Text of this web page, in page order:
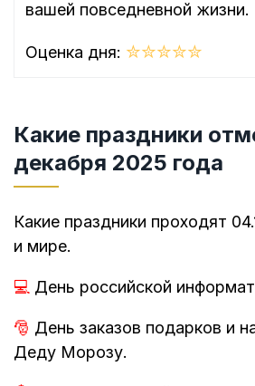
вашей повседневной жизни.
Оценка дня: ✮✮✮✮✮
Какие праздники
декабря 2025 года
Какие праздники проходят
и мире.
💻 День российской
🎅 День заказов подарков и
Деду Морозу.